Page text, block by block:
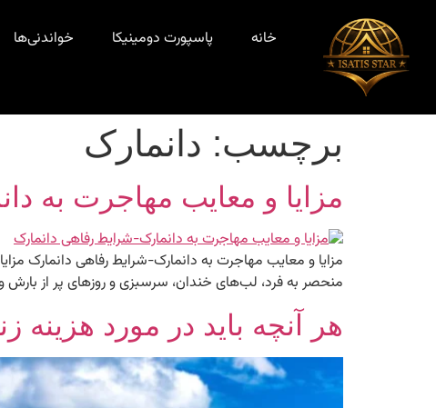
خانه پاسپورت دومینیکا خواندنی‌ها
برچسب: دانمارک
مزایا و معایب مهاجرت به
منحصر به فرد، لب‌های خندان، سرسبزی و روزهای پر از
هر آنچه باید در مورد هزینه